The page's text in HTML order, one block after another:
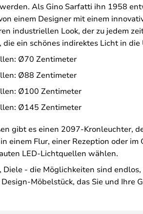
Als Gino Sarfatti ihn 1958
einem Designer mit einem
industriellen Look, der zu jedem
ein schönes indirektes Licht in
Ø70 Zentimeter
Ø88 Zentimeter
Ø100 Zentimeter
Ø145 Zentimeter
gibt es einen 2097-Kronleuchter,
einem Flur, einer Rezeption oder
LED-Lichtquellen wählen.
Diele - die Möglichkeiten sind
Möbelstück, das Sie und Ihre